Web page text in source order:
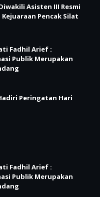
Asisten III Resmi
Pencak Silat
Fadhil Arief :
Publik Merupakan
Peringatan Hari
Fadhil Arief :
Publik Merupakan